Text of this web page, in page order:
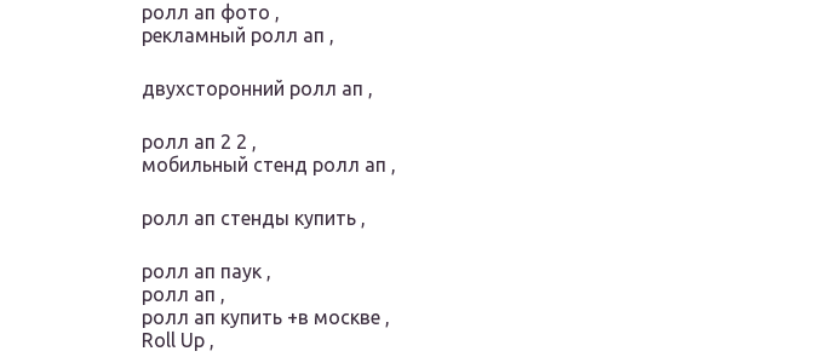
ролл ап фото ,
рекламный ролл ап ,
двухсторонний ролл ап ,
ролл ап 2 2 ,
мобильный стенд ролл ап ,
ролл ап стенды купить ,
ролл ап паук ,
ролл ап ,
ролл ап купить +в москве ,
Roll Up ,